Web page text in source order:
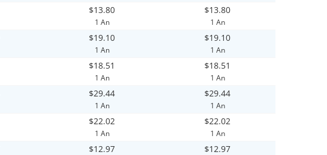
$13.80
1 An
$13.80
1 An
$19.10
1 An
$19.10
1 An
$18.51
1 An
$18.51
1 An
$29.44
1 An
$29.44
1 An
$22.02
1 An
$22.02
1 An
$12.97 $12.97